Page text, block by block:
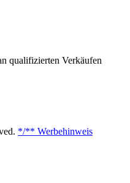
qualifizierten Verkäufen
*/** Werbehinweis